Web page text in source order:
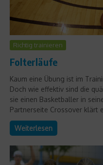
Richtig trainieren
Folterläufe
Kaum eine Übung ist im
Doch wie effektiv sind die
sie einen Basketballer in
Partnerseite Crossover klärt
Weiterlesen